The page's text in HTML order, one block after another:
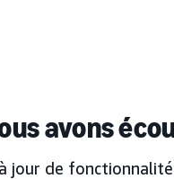
avons
jour de